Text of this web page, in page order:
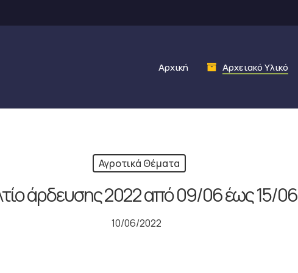
Αρχική Αρχειακό Υλικό
Αγροτικά Θέματα
άρδευσης 2022 από 09/06 έως 15/06
10/06/2022